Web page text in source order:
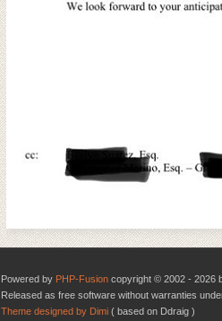
Powered by PHP-Fusion copyright © 2002 - 2026
Released as free software without warranties
Theme designed by Dimi ( based on Ddraig )